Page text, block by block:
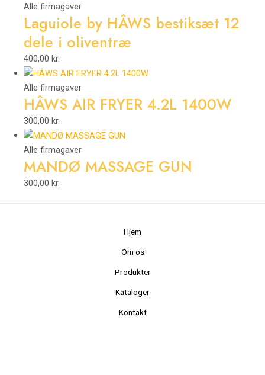
Alle firmagaver
Laguiole by HÂWS bestiksæt 12
dele i oliventræ
400,00 kr.
Alle firmagaver
HÂWS AIR FRYER 4.2L 1400W
300,00 kr.
Alle firmagaver
MANDØ MASSAGE GUN
300,00 kr.
Hjem
Om os
Produkter
Kataloger
Kontakt